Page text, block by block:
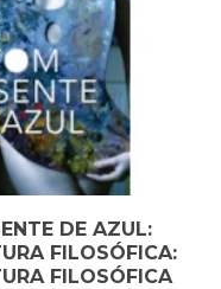
DE AZUL:
FILOSÓFICA:
FILOSÓFICA